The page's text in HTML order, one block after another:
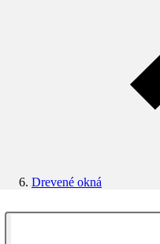
Drevené okná